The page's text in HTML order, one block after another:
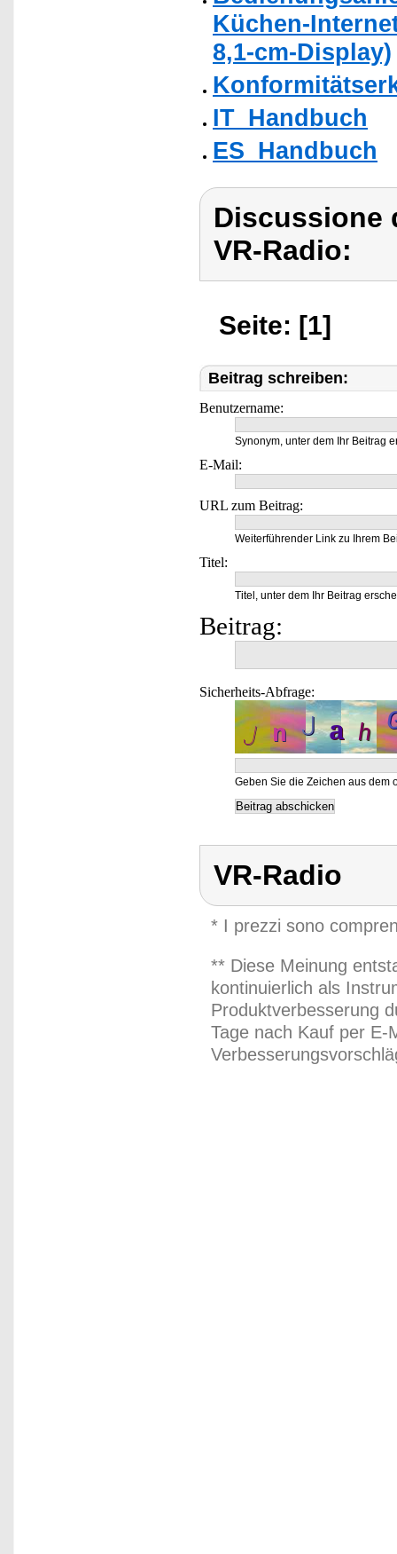
Küchen-
8,1-cm-Display)
IT_Handbuch
ES_Handbuch
Discussione
VR-Radio:
Seite: [1]
Beitrag schreiben:
Benutzername:
Synonym, unter dem Ihr Beitrag
E-Mail:
URL zum Beitrag:
Weiterführender Link zu Ihrem
Titel:
Titel, unter dem Ihr Beitrag
Beitrag:
Sicherheits-Abfrage:
Geben Sie die Zeichen aus dem
VR-Radio
* I prezzi sono
** Diese Meinung
kontinuierlich als
Produktverbesserung
Tage nach Kauf per E-